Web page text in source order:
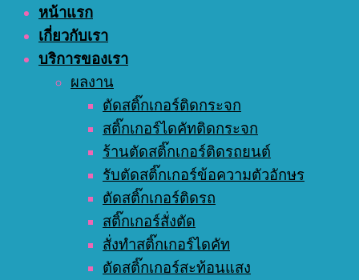
หน้าแรก
เกี่ยวกับเรา
บริการของเรา
ผลงาน
ตัดสติ๊กเกอร์ติดกระจก
สติ๊กเกอร์ไดคัทติดกระจก
ร้านตัดสติ๊กเกอร์ติดรถยนต์
รับตัดสติ๊กเกอร์ข้อความตัวอักษร
ตัดสติ๊กเกอร์ติดรถ
สติ๊กเกอร์สั่งตัด
สั่งทำสติ๊กเกอร์ไดคัท
ตัดสติ๊กเกอร์สะท้อนแสง